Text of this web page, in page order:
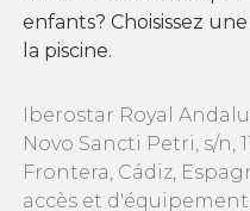
enfants? Choisissez
la piscine.
Iberostar Royal
Novo Sancti Petri, s/n,
Frontera, Cádiz,
accès et